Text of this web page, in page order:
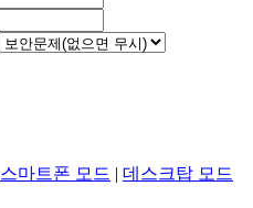
스마트폰 모드 | 데스크탑 모드